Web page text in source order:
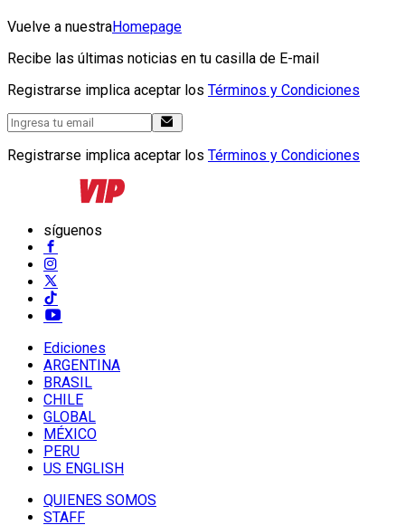
Vuelve a nuestraHomepage
Recibe las últimas noticias en tu casilla de E-mail
Registrarse implica aceptar los Términos y Condiciones
Registrarse implica aceptar los Términos y Condiciones
síguenos
Ediciones
ARGENTINA
BRASIL
CHILE
GLOBAL
MÉXICO
PERU
US ENGLISH
QUIENES SOMOS
STAFF